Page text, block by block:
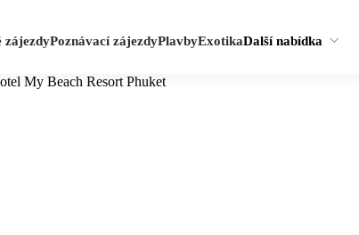
zájezdyPoznávací zájezdyPlavbyExotikaDalší nabídka
My Beach Resort Phuket